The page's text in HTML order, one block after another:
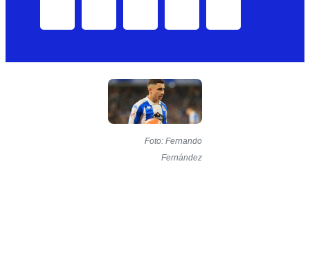
Foto: Fernando
Fernández